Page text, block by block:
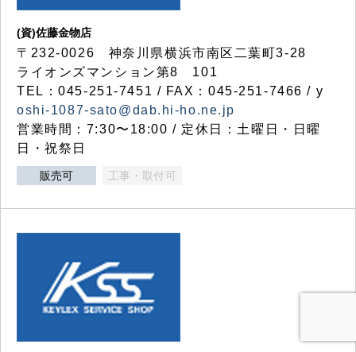
(資)佐藤金物店
〒232-0026 神奈川県横浜市南区二葉町3-28
ライオンズマンション第8 101
TEL：045-251-7451 / FAX：045-251-7466 / y
oshi-1087-sato@dab.hi-ho.ne.jp
営業時間：7:30〜18:00 / 定休日：土曜日・日曜
日・祝祭日
販売可 工事・取付可